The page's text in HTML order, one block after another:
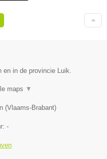
in de provincie Luik.
maps ▼
(Vlaams-Brabant)
-